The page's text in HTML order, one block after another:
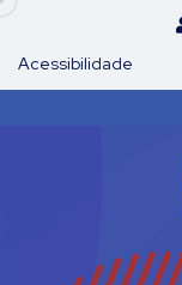
Acessibilidade